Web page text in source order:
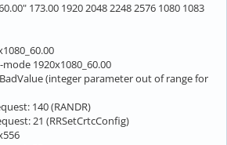
173.00 1920 2048 2248 2576 1080 1083
1920x1080_60.00
(integer parameter out of range for
140 (RANDR)
21 (RRSetCrtcConfig)